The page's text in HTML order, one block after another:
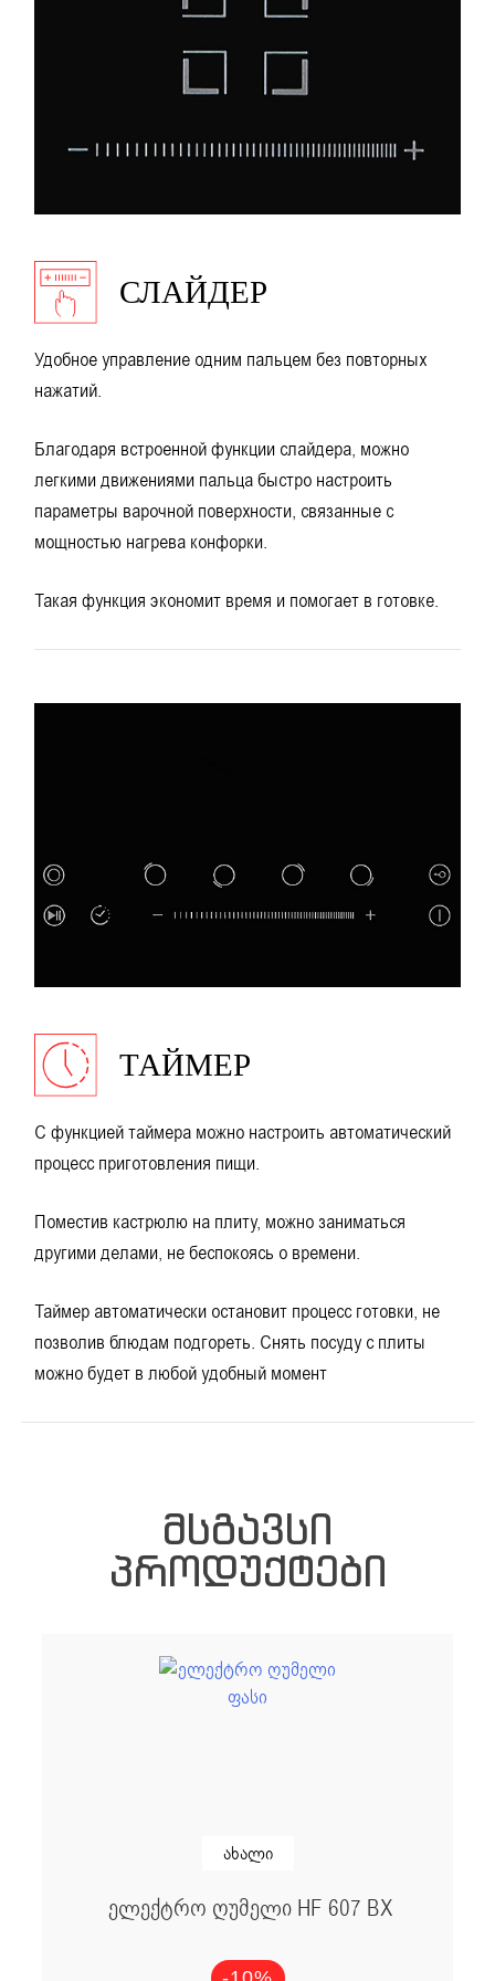
СЛАЙДЕР
Удобное управление одним пальцем без повторных
нажатий.
Благодаря встроенной функции слайдера, можно
легкими движениями пальца быстро настроить
параметры варочной поверхности, связанные с
мощностью нагрева конфорки.
Такая функция экономит время и помогает в готовке.
ТАЙМЕР
С функцией таймера можно настроить автоматический
процесс приготовления пищи.
Поместив кастрюлю на плиту, можно заниматься
другими делами, не беспокоясь о времени.
Таймер автоматически остановит процесс готовки, не
позволив блюдам подгореть. Снять посуду с плиты
можно будет в любой удобный момент
ᲛᲡᲒᲐᲕᲡᲘ
ᲞᲠᲝᲓᲣᲥᲢᲔᲑᲘ
ახალი
ელექტრო ღუმელი HF 607 BX